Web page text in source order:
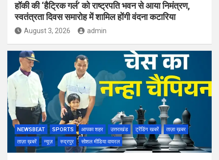
हॉकी की ‘हैट्रिक गर्ल’ को राष्ट्रपति भवन से आया निमंत्रण,
स्वतंत्रता दिवस समारोह में शामिल होंगी वंदना कटारिया
August 3, 2026 admin
NEWSBEAT SPORTS आपका शहर उत्तराखंड ट्रेंडिंग खबरें
ताज़ा ख़बर
ताज़ा ख़बरें
न्यूज़ रुद्रपुर सोशल मीडिया वायरल